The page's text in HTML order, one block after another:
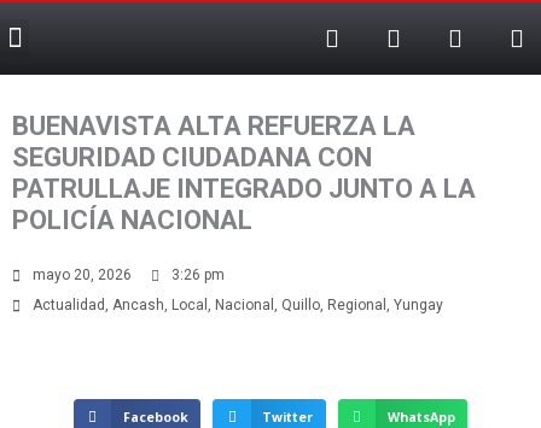
al
contenido
Menu F
a
e
b
o
o
k
-
T
e
e
g
r
m
T
i
t
X
-
w
BUENAVISTA ALTA REFUERZA LA
SEGURIDAD CIUDADANA CON
PATRULLAJE INTEGRADO JUNTO A LA
POLICÍA NACIONAL
mayo 20, 2026
3:26 pm
Actualidad , Ancash, Local , Nacional , Quillo, Regional , Yungay
Facebook Twitter WhatsApp